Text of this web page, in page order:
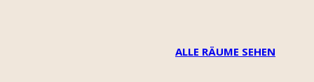
ALLE RÄUME SEHEN